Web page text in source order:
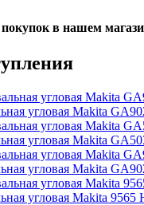
в нашем
угловая Makita
угловая Makita
угловая Makita
угловая Makita 9565